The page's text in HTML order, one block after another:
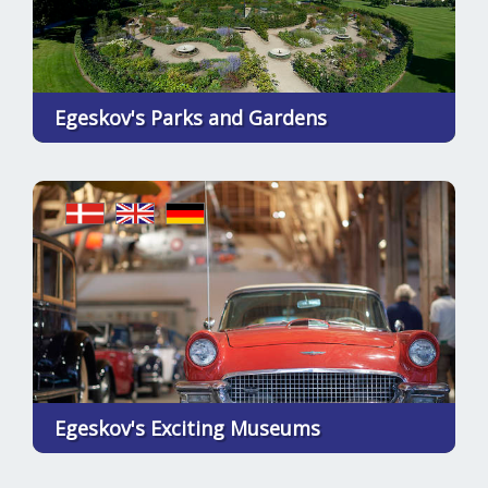
Egeskov's Parks and Gardens
Egeskov's Exciting Museums